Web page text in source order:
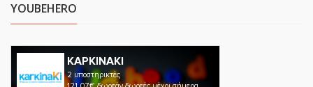
YOUBEHERO